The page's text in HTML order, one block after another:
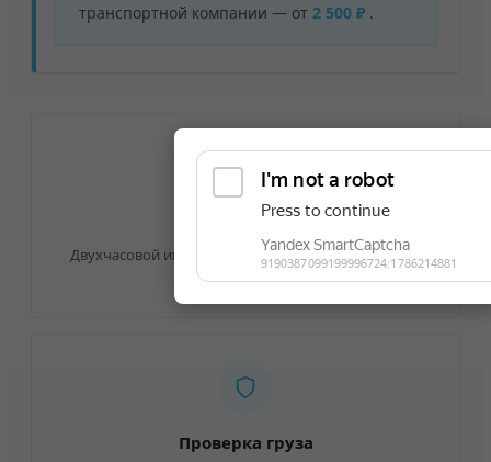
транспортной компании — от 2 500 ₽ .
Точно в срок
Двухчасовой интервал доставки в удобное для вас
время
Проверка груза